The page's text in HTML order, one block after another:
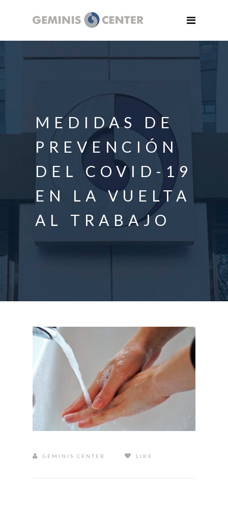
Geminis Center
Alquiler oficinas
Sala de reuniones
Eventos empresas
Oficina virtual
Centro de coworking en
Valencia
Noticias
Contacto
MEDIDAS DE
PREVENCIÓN
DEL COVID-19
EN LA VUELTA
AL TRABAJO
GEMINIS CENTER LIKE